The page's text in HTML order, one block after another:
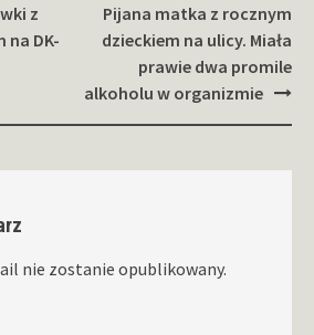
z
na DK-
Pijana matka z rocznym
dzieckiem na ulicy. Miała
prawie dwa promile
alkoholu w organizmie
nie zostanie opublikowany.